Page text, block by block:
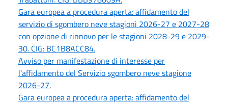
Gara europea a procedura aperta: affidamento del
servizio di sgombero neve stagioni 2026-27 e 2027-28
con opzione di rinnovo per le stagioni 2028-29 e 2029-
30. CIG: BC1B8ACC84.
Avviso per manifestazione di interesse per
l'affidamento del Servizio sgombero neve stagione
2026-27.
Gara europea a procedura aperta: affidamento del